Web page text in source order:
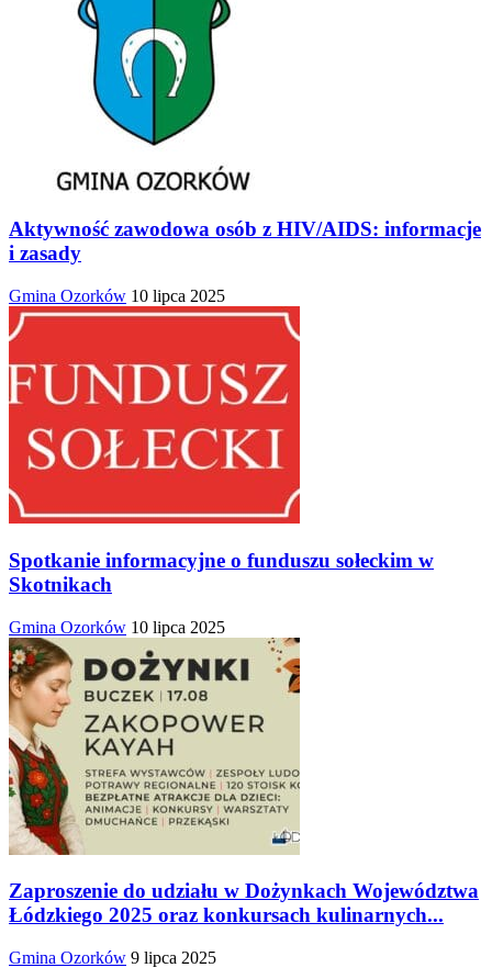
Aktywność zawodowa osób z HIV/AIDS: informacje
i zasady
Gmina Ozorków 10 lipca 2025
Spotkanie informacyjne o funduszu sołeckim w
Skotnikach
Gmina Ozorków 10 lipca 2025
Zaproszenie do udziału w Dożynkach Województwa
Łódzkiego 2025 oraz konkursach kulinarnych...
Gmina Ozorków 9 lipca 2025